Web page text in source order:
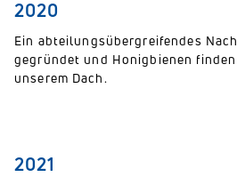
2020
Ein abteilungsübergreifendes
gegründet und Honigbienen
unserem Dach.
2021